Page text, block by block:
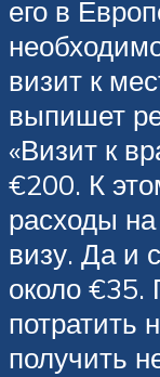
его в
визит к
выпишет
«Визит к
€200. К
расходы
визу. Да и
около €35.
потратить
получить